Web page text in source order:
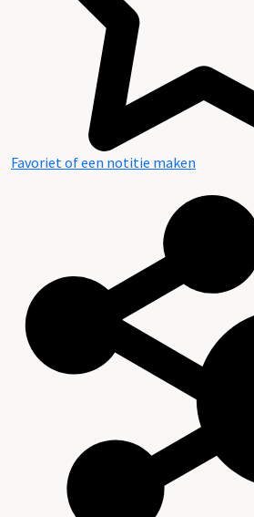
Favoriet of een notitie maken